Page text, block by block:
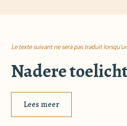
Le texte suivant ne sera pas traduit
Nadere
Lees meer